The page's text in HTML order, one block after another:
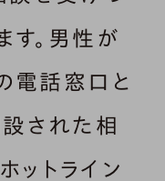
す。男性が
電話窓口と
された相
ットライン